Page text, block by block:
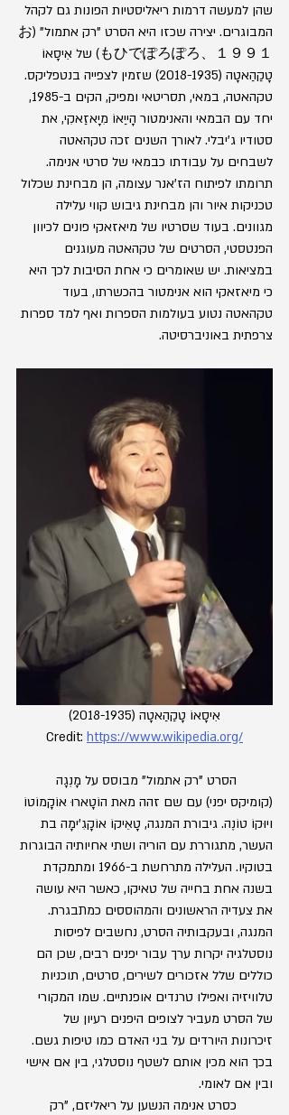
שהן למעשה דרמות ריאליסטיות הפונות גם לקהל
המבוגרים. יצירה שכזו היא הסרט "רק אתמול" (お
もひでぽろぽろ、１９９１) של אִִיסָאוֹ
טָקַהַאטָה (2018-1935) שזמין לצפייה בנטפליקס.
טקהאטה, במאי, תסריטאי ומפיק, הקים ב-1985,
יחד עם הבמאי והאנימטור הָייַאוֹ מִיָאזַאקִי, את
סטודיו ג'יבלי. לאורך השנים זכה טקהאטה
לשבחים על עבודתו כבמאי של סרטי אנימה.
תרומתו לפיתוח הז'אנר עצומה, הן מבחינת שכלול
טכניקות איור והן מבחינת גיבוש קווי עלילה
מגוונים. בעוד שסרטיו של מיאזאקי פונים לכיוון
הפנטסטי, הסרטים של טקהאטה מעוגנים
במציאות. יש שאומרים כי אחת הסיבות לכך היא
כי מיאזאקי הוא אנימטור בהכשרתו, בעוד
טקהאטה נטוע בעולמות הספרות ואף למד ספרות
צרפתית באוניברסיטה.
אִִיסָאוֹ טָקַהַאטָה (2018-1935)
Credit: https://www.wikipedia.org/
	הסרט "רק אתמול" מבוסס על מָנְגָה
(קומיקס יפני) עם שם זהה מאת הוֹטָארוּ אוֹקָמוֹטוֹ
ויוּקוֹ טוֹנֶה. גיבורת המנגה, טָאֵיקוֹ אוֹקָגִ'ימָה בת
העשר, מתגוררת עם הוריה ושתי אחיותיה הבוגרות
בטוקיו. העלילה מתרחשת ב-1966 ומתמקדת
בשנה אחת בחייה של טאיקו, כאשר היא עושה
את צעדיה הראשונים והמהוססים כמתבגרת.
המנגה, ובעקבותיה הסרט, נחשבים לפיסות
נוסטלגיה יקרות ערך עבור יפנים רבים, שכן הם
כוללים שלל אזכורים לשירים, סרטים, תוכניות
טלוויזיה ואפילו טרנדים אופנתיים. שמו המקורי
של הסרט מעביר לצופים היפנים רעיון של
זיכרונות היורדים על בני האדם כמו טיפות גשם.
בכך הוא מכין אותם לשטף נוסטלגי, בין אם אישי
ובין אם לאומי.
	כסרט אנימה הנשען על ריאליזם, "רק